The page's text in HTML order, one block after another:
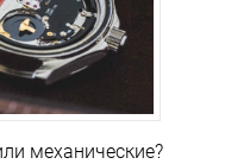
механические?